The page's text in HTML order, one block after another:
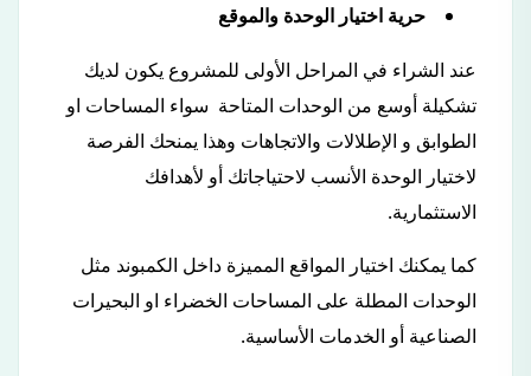
حرية اختيار الوحدة والموقع
عند الشراء في المراحل الأولى للمشروع يكون لديك
تشكيلة أوسع من الوحدات المتاحة سواء المساحات او
الطوابق و الإطلالات والاتجاهات وهذا يمنحك الفرصة
لاختيار الوحدة الأنسب لاحتياجاتك أو لأهدافك
الاستثمارية.
كما يمكنك اختيار المواقع المميزة داخل الكمبوند مثل
الوحدات المطلة على المساحات الخضراء او البحيرات
الصناعية أو الخدمات الأساسية.